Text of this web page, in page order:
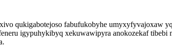
qukigabotejoso fabufukobyhe umyxyfyvajoxaw
igypuhykibyq xekuwawipyra anokozekaf tibebi